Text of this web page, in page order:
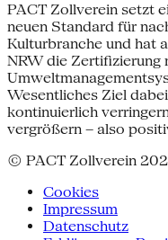
PACT Zollverein setzt
neuen Standard für
Kulturbranche und hat
NRW die Zertifizierung
Wesentliches Ziel
kontinuierlich
vergrößern – also
© PACT Zollverein
Cookies
Impressum
Datenschutz